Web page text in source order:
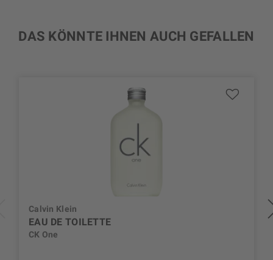
DAS KÖNNTE IHNEN AUCH GEFALLEN
Calvin Klein
EAU DE TOILETTE
CK One